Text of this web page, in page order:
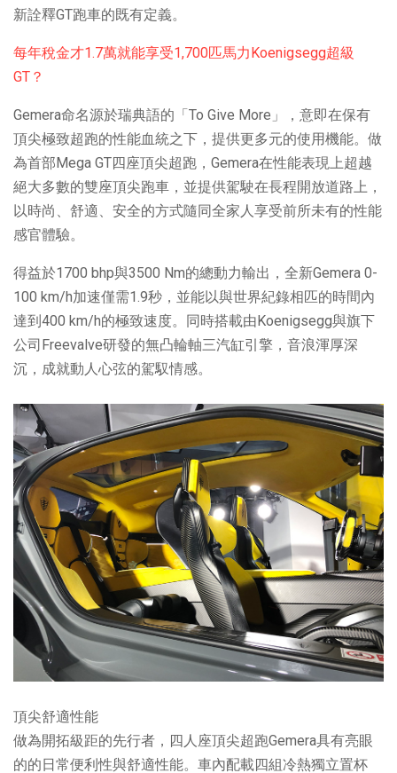
新詮釋GT跑車的既有定義。
每年稅金才1.7萬就能享受1,700匹馬力Koenigsegg超級
GT？
Gemera命名源於瑞典語的「To Give More」，意即在保有
頂尖極致超跑的性能血統之下，提供更多元的使用機能。做
為首部Mega GT四座頂尖超跑，Gemera在性能表現上超越
絕大多數的雙座頂尖跑車，並提供駕駛在長程開放道路上，
以時尚、舒適、安全的方式隨同全家人享受前所未有的性能
感官體驗。
得益於1700 bhp與3500 Nm的總動力輸出，全新Gemera 0-
100 km/h加速僅需1.9秒，並能以與世界紀錄相匹的時間內
達到400 km/h的極致速度。同時搭載由Koenigsegg與旗下
公司Freevalve研發的無凸輪軸三汽缸引擎，音浪渾厚深
沉，成就動人心弦的駕馭情感。
頂尖舒適性能
做為開拓級距的先行者，四人座頂尖超跑Gemera具有亮眼
的的日常便利性與舒適性能。車內配載四組冷熱獨立置杯